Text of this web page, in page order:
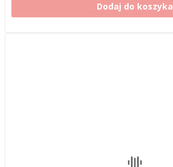
Dodaj do koszyka